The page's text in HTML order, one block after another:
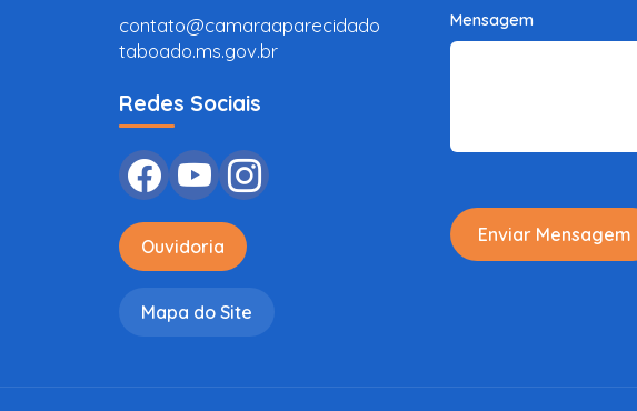
contato@camaraaparecidado
taboado.ms.gov.br
Redes Sociais
Ouvidoria
Mapa do Site
Mensagem
Enviar Mensagem